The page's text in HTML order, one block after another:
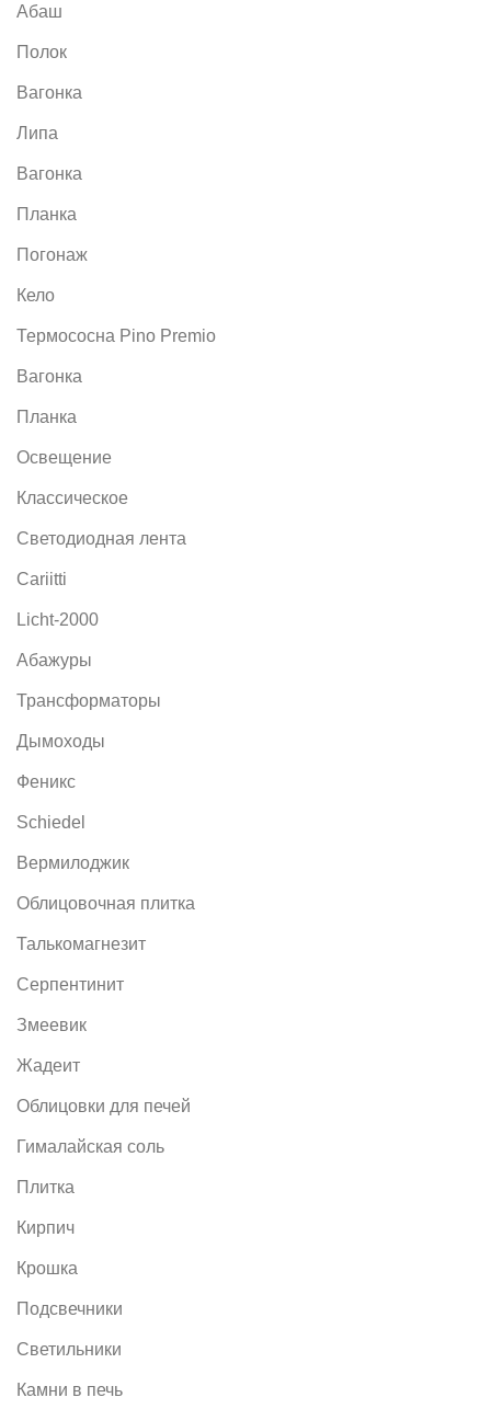
Абаш
Полок
Вагонка
Липа
Вагонка
Планка
Погонаж
Кело
Термососна Pino Premio
Вагонка
Планка
Освещение
Классическое
Светодиодная лента
Cariitti
Licht-2000
Абажуры
Трансформаторы
Дымоходы
Феникс
Schiedel
Вермилоджик
Облицовочная плитка
Талькомагнезит
Серпентинит
Змеевик
Жадеит
Облицовки для печей
Гималайская соль
Плитка
Кирпич
Крошка
Подсвечники
Светильники
Камни в печь